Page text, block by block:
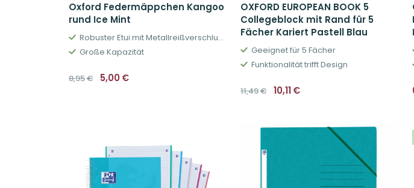
Oxford Federmäppchen Kangoo
rund Ice Mint
Robuster Etui mit Metallreißverschluss
Große Kapazität
8,95€ Ursprünglicher
Preis
5,00€
OXFORD EUROPEAN BOOK 5
Collegeblock mit Rand für 5
Fächer Kariert Pastell Blau
Geeignet für 5 Fächer
Funktionalität trifft Design
11,49€ Ursprünglicher
Preis
10,11€